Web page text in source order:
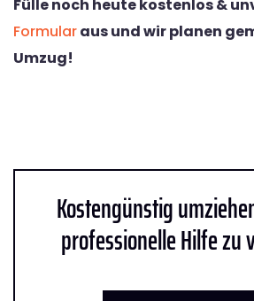
Fülle noch heute kostenlos &
Formularaus und wir planen
Umzug!
Kostengünstig
professionelle Hilfe zu